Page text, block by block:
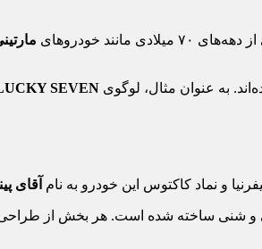
خودروهای
به عنوان مثال، لوگوی SEVEN
آقای
و شنی ساخته شده است. هر بخش از